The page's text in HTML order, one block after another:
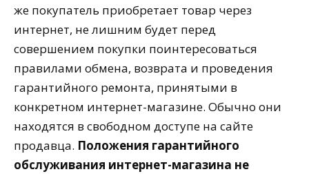
же покупатель приобретает товар через
интернет, не лишним будет перед
совершением покупки поинтересоваться
правилами обмена, возврата и проведения
гарантийного ремонта, принятыми в
конкретном интернет-магазине. Обычно они
находятся в свободном доступе на сайте
продавца. Положения гарантийного
обслуживания интернет-магазина не